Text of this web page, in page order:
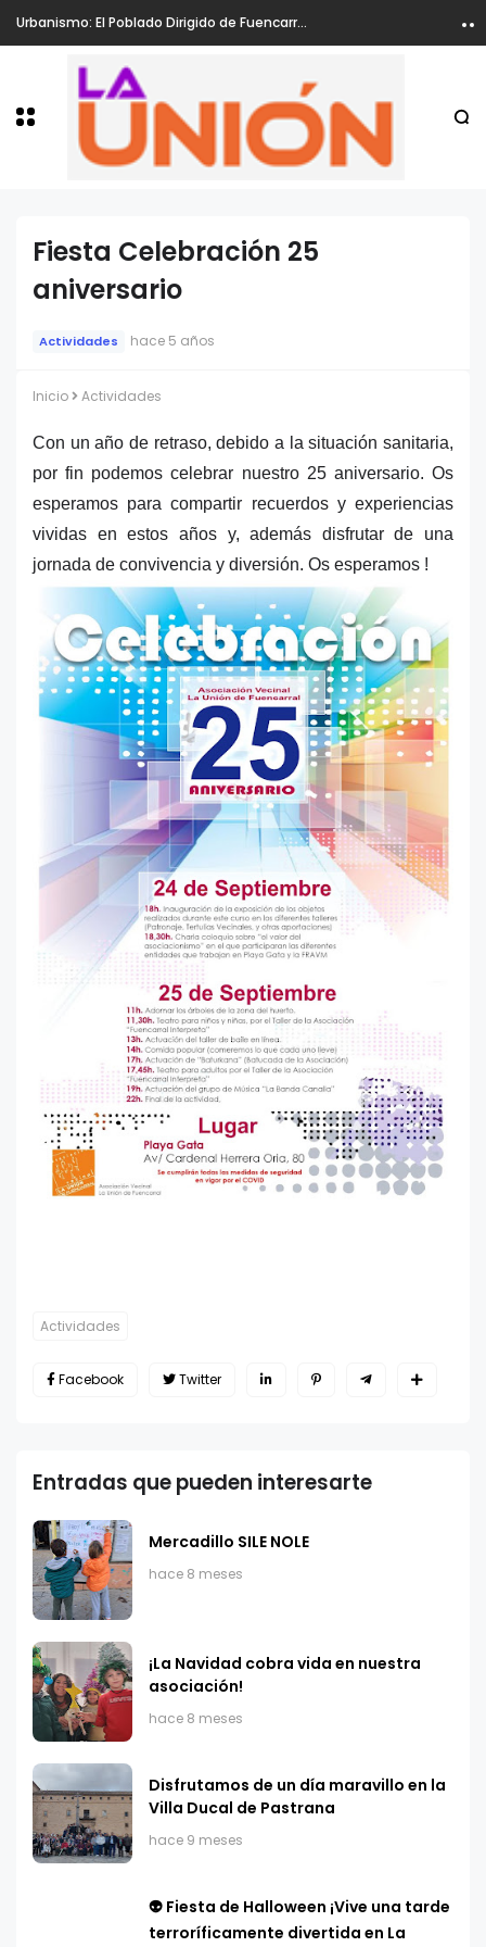
Urbanismo: El Poblado Dirigido de Fuencarral, ha sido declarado Zona de Rehabilitación
Fiesta Celebración 25
aniversario
Actividades hace 5 años
Inicio Actividades
Con un año de retraso, debido a la situación sanitaria,
por fin podemos celebrar nuestro 25 aniversario. Os
esperamos para compartir recuerdos y experiencias
vividas en estos años y, además disfrutar de una
jornada de convivencia y diversión. Os esperamos !
Actividades
Facebook Twitter
Entradas que pueden interesarte
Mercadillo SILE NOLE
hace 8 meses
​¡La Navidad cobra vida en nuestra
asociación!
hace 8 meses
Disfrutamos de un día maravillo en la
Villa Ducal de Pastrana
hace 9 meses
👽 Fiesta de Halloween ¡Vive una tarde
terroríficamente divertida en La